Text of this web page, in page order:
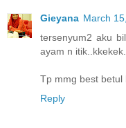
Gieyana March
tersenyum2 aku
ayam n
Tp mmg best betul
Reply